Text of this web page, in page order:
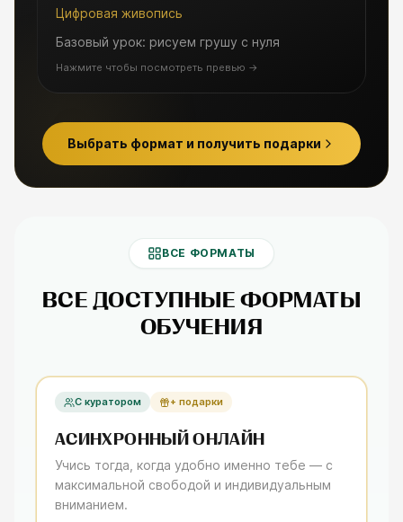
Цифровая живопись
Базовый урок: рисуем грушу с нуля
Нажмите чтобы посмотреть превью →
Выбрать формат и получить подарки
ВСЕ ФОРМАТЫ
ВСЕ ДОСТУПНЫЕ ФОРМАТЫ
ОБУЧЕНИЯ
С куратором + подарки
АСИНХРОННЫЙ ОНЛАЙН
Учись тогда, когда удобно именно тебе — с
максимальной свободой и индивидуальным
вниманием.